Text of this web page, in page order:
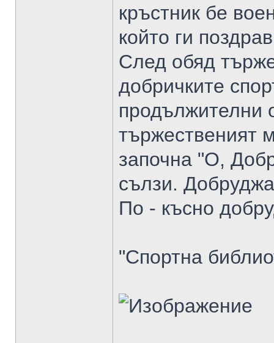
кръстник бе
който ги
След обяд
добричките
продължителни
тържественият
започна "О,
сълзи.
По - късно
"Спортна